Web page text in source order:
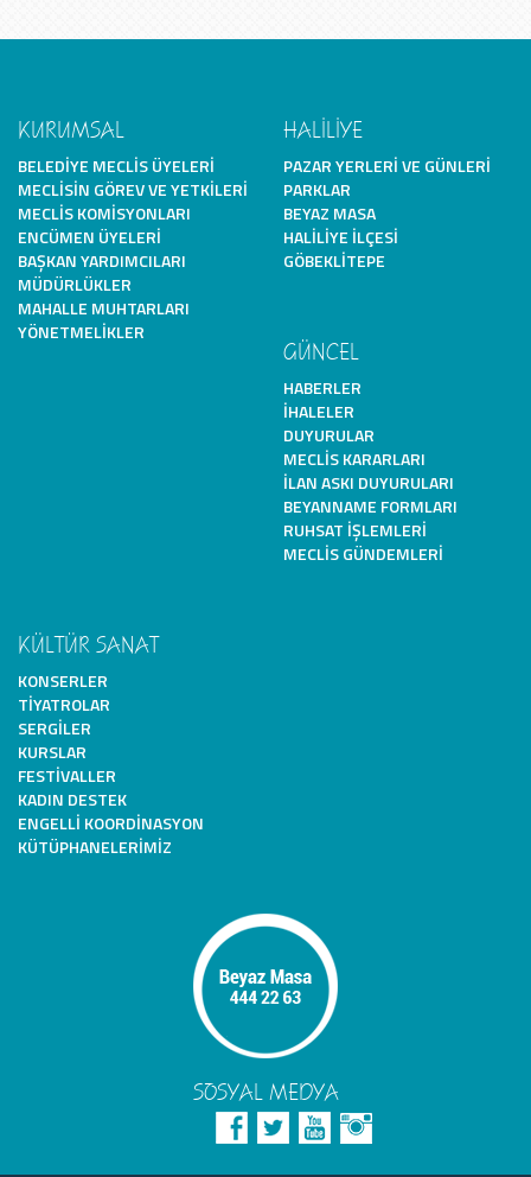
KURUMSAL
BELEDIYE MECLIS ÜYELERI
MECLISIN GÖREV VE YETKILERI
MECLIS KOMISYONLARI
ENCÜMEN ÜYELERI
BAŞKAN YARDIMCILARI
MÜDÜRLÜKLER
MAHALLE MUHTARLARI
YÖNETMELIKLER
HALİLİYE
PAZAR YERLERI VE GÜNLERI
PARKLAR
BEYAZ MASA
HALILIYE İLÇESI
GÖBEKLITEPE
GÜNCEL
HABERLER
İHALELER
DUYURULAR
MECLIS KARARLARI
İLAN ASKI DUYURULARI
BEYANNAME FORMLARI
RUHSAT İŞLEMLERI
MECLIS GÜNDEMLERI
KÜLTÜR SANAT
KONSERLER
TIYATROLAR
SERGILER
KURSLAR
FESTIVALLER
KADIN DESTEK
ENGELLI KOORDINASYON
KÜTÜPHANELERIMIZ
SOSYAL MEDYA